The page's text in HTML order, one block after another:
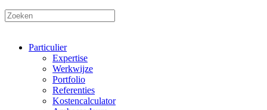
Particulier
Expertise
Werkwijze
Portfolio
Referenties
Kostencalculator